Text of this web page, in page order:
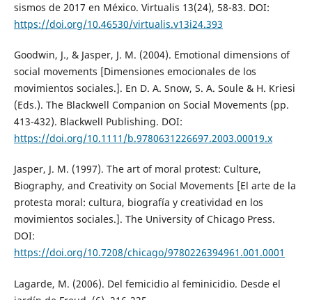
sismos de 2017 en México. Virtualis 13(24), 58-83. DOI:
https://doi.org/10.46530/virtualis.v13i24.393
Goodwin, J., & Jasper, J. M. (2004). Emotional dimensions of
social movements [Dimensiones emocionales de los
movimientos sociales.]. En D. A. Snow, S. A. Soule & H. Kriesi
(Eds.). The Blackwell Companion on Social Movements (pp.
413-432). Blackwell Publishing. DOI:
https://doi.org/10.1111/b.9780631226697.2003.00019.x
Jasper, J. M. (1997). The art of moral protest: Culture,
Biography, and Creativity on Social Movements [El arte de la
protesta moral: cultura, biografía y creatividad en los
movimientos sociales.]. The University of Chicago Press.
DOI:
https://doi.org/10.7208/chicago/9780226394961.001.0001
Lagarde, M. (2006). Del femicidio al feminicidio. Desde el